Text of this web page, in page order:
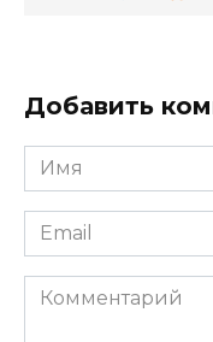
Добавить
Имя
*
Email
*
Комментарий